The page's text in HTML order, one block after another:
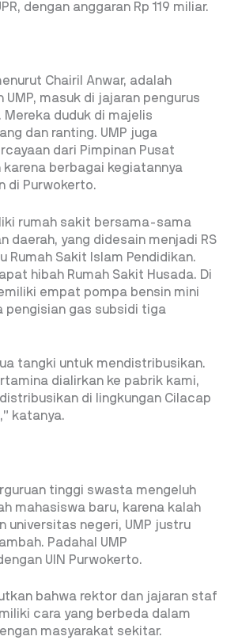
dengan anggaran Rp 119 miliar.
Chairil Anwar, adalah
UMP, masuk di jajaran pengurus
Mereka duduk di majelis
dan ranting. UMP juga
dari Pimpinan Pusat
karena berbagai kegiatannya
di Purwokerto.
rumah sakit bersama-sama
daerah, yang didesain menjadi RS
Rumah Sakit Islam Pendidikan.
hibah Rumah Sakit Husada. Di
empat pompa bensin mini
pengisian gas subsidi tiga
tangki untuk mendistribusikan.
dialirkan ke pabrik kami,
di lingkungan Cilacap
katanya.
tinggi swasta mengeluh
mahasiswa baru, karena kalah
universitas negeri, UMP justru
Padahal UMP
UIN Purwokerto.
bahwa rektor dan jajaran staf
cara yang berbeda dalam
masyarakat sekitar.